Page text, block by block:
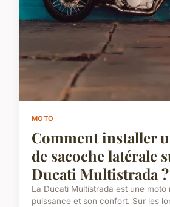
MOTO
Comment installer
de sacoche latérale
Ducati Multistrada ?
La Ducati Multistrada est une moto
puissance et son confort. Sur les